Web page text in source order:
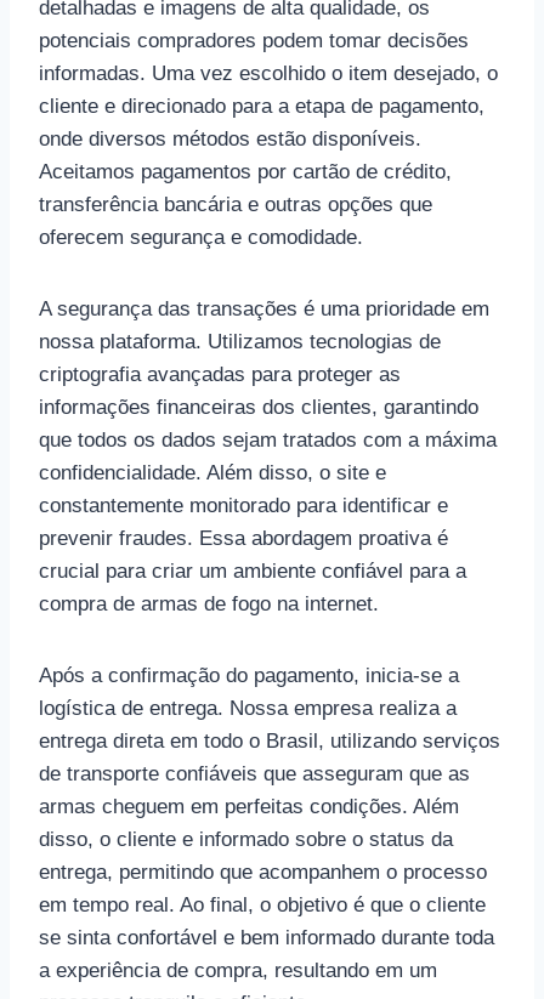
detalhadas e imagens de alta qualidade, os
potenciais compradores podem tomar decisões
informadas. Uma vez escolhido o item desejado, o
cliente e direcionado para a etapa de pagamento,
onde diversos métodos estão disponíveis.
Aceitamos pagamentos por cartão de crédito,
transferência bancária e outras opções que
oferecem segurança e comodidade.
A segurança das transações é uma prioridade em
nossa plataforma. Utilizamos tecnologias de
criptografia avançadas para proteger as
informações financeiras dos clientes, garantindo
que todos os dados sejam tratados com a máxima
confidencialidade. Além disso, o site e
constantemente monitorado para identificar e
prevenir fraudes. Essa abordagem proativa é
crucial para criar um ambiente confiável para a
compra de armas de fogo na internet.
Após a confirmação do pagamento, inicia-se a
logística de entrega. Nossa empresa realiza a
entrega direta em todo o Brasil, utilizando serviços
de transporte confiáveis que asseguram que as
armas cheguem em perfeitas condições. Além
disso, o cliente e informado sobre o status da
entrega, permitindo que acompanhem o processo
em tempo real. Ao final, o objetivo é que o cliente
se sinta confortável e bem informado durante toda
a experiência de compra, resultando em um